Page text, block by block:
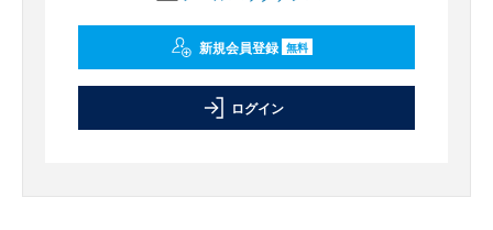
新規会員登録 無料
ログイン